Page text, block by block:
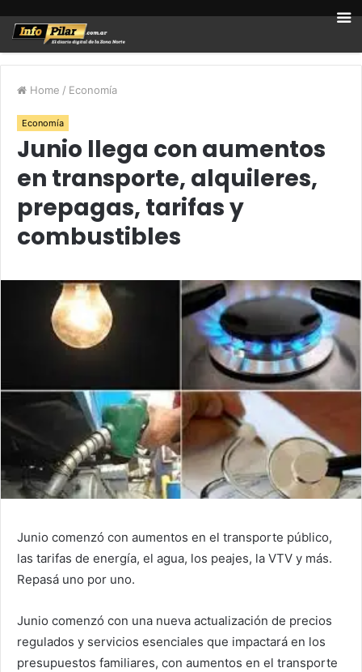
Home / Economía
Economía
Junio llega con aumentos
en transporte, alquileres,
prepagas, tarifas y
combustibles
Junio comenzó con aumentos en el transporte público,
las tarifas de energía, el agua, los peajes, la VTV y más.
Repasá uno por uno.
Junio comenzó con una nueva actualización de precios
regulados y servicios esenciales que impactará en los
presupuestos familiares, con aumentos en el transporte